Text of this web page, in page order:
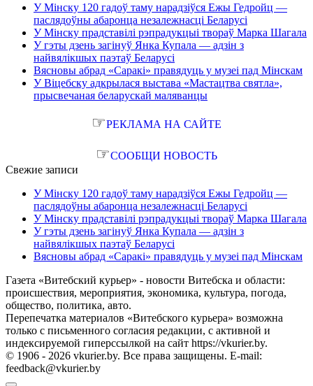
У Мінску 120 гадоў таму нарадзіўся Ежы Гедройц —
паслядоўны абаронца незалежнасці Беларусі
У Мінску прадставілі рэпрадукцыі твораў Марка Шагала
У гэты дзень загінуў Янка Купала — адзін з
найвялікшых паэтаў Беларусі
Вясновы абрад «Саракі» правядуць у музеі пад Мінскам
У Віцебску адкрылася выстава «Мастацтва святла»,
прысвечаная беларускай маляванцы
☞РЕКЛАМА НА САЙТЕ
☞СООБЩИ НОВОСТЬ
Свежие записи
У Мінску 120 гадоў таму нарадзіўся Ежы Гедройц —
паслядоўны абаронца незалежнасці Беларусі
У Мінску прадставілі рэпрадукцыі твораў Марка Шагала
У гэты дзень загінуў Янка Купала — адзін з
найвялікшых паэтаў Беларусі
Вясновы абрад «Саракі» правядуць у музеі пад Мінскам
Газета «Витебский курьер» - новости Витебска и области:
происшествия, мероприятия, экономика, культура, погода,
общество, политика, авто.
Перепечатка материалов «Витебского курьера» возможна
только с письменного согласия редакции, с активной и
индексируемой гиперссылкой на сайт https://vkurier.by.
© 1906 - 2026 vkurier.by. Все права защищены. E-mail:
feedback@vkurier.by